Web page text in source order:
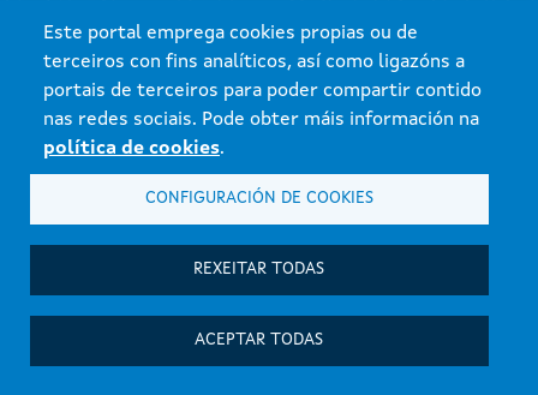
Este portal emprega cookies propias ou de
terceiros con fins analíticos, así como ligazóns a
portais de terceiros para poder compartir contido
nas redes sociais. Pode obter máis información na
política de cookies.
CONFIGURACIÓN DE COOKIES
REXEITAR TODAS
ACEPTAR TODAS
Xunta de Galicia. Información mantida e publicada na internet pola Xunta
de Galicia
Aviso Legal